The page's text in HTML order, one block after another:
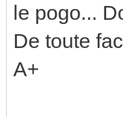
le pogo...
De toute
A+